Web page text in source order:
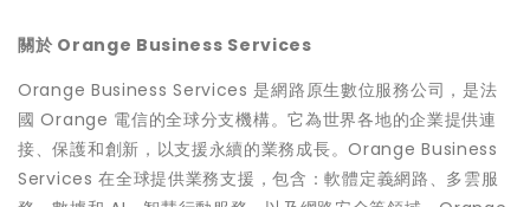
關於 Orange Business Services
Orange Business Services 是網路原生數位服務公司，是法
國 Orange 電信的全球分支機構。它為世界各地的企業提供連
接、保護和創新，以支援永續的業務成長。Orange Business
Services 在全球提供業務支援，包含：軟體定義網路、多雲服